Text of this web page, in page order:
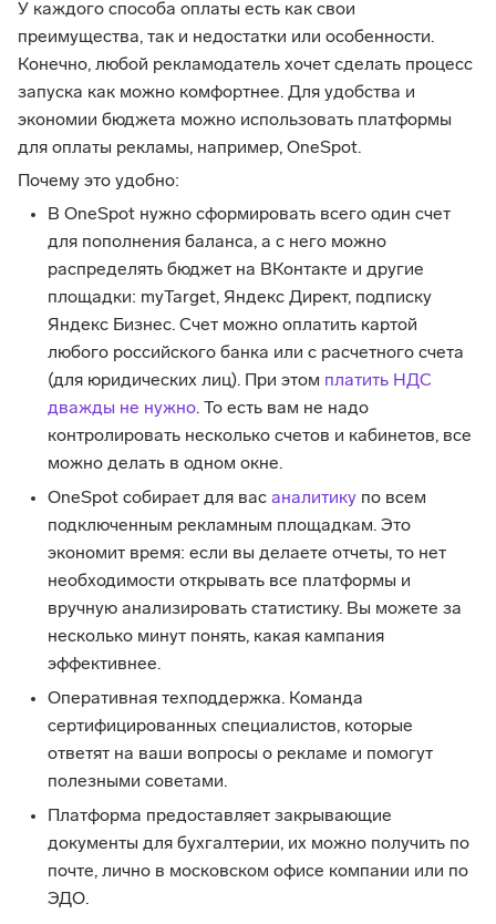
У каждого способа оплаты есть как свои
преимущества, так и недостатки или особенности.
Конечно, любой рекламодатель хочет сделать процесс
запуска как можно комфортнее. Для удобства и
экономии бюджета можно использовать платформы
для оплаты рекламы, например, OneSpot.
Почему это удобно:
В OneSpot нужно сформировать всего один счет
для пополнения баланса, а с него можно
распределять бюджет на ВКонтакте и другие
площадки: myTarget, Яндекс Директ, подписку
Яндекс Бизнес. Счет можно оплатить картой
любого российского банка или с расчетного счета
(для юридических лиц). При этом платить НДС
дважды не нужно. То есть вам не надо
контролировать несколько счетов и кабинетов, все
можно делать в одном окне.
OneSpot собирает для вас аналитику по всем
подключенным рекламным площадкам. Это
экономит время: если вы делаете отчеты, то нет
необходимости открывать все платформы и
вручную анализировать статистику. Вы можете за
несколько минут понять, какая кампания
эффективнее.
Оперативная техподдержка. Команда
сертифицированных специалистов, которые
ответят на ваши вопросы о рекламе и помогут
полезными советами.
Платформа предоставляет закрывающие
документы для бухгалтерии, их можно получить по
почте, лично в московском офисе компании или по
ЭДО.